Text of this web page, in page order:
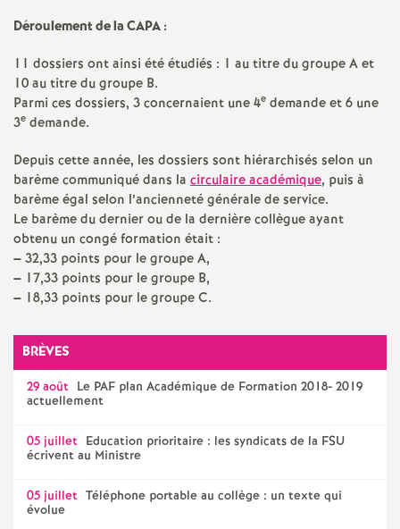
g
n
e
m
e
t
s
S
Déroulement de laCAPA:
11 dossiers ont ainsi été étudiés : 1 au titre du groupe A et
10 au titre du groupe B.
Parmi ces dossiers, 3 concernaient une 4e demande et 6 une
3e demande.
Depuis cette année, les dossiers sont hiérarchisés selon un
barème communiqué dans la circulaire académique, puis à
barème égal selon l’ancienneté générale de service.
Le barème du dernier ou de la dernière collègue ayant
obtenu un congé formation était :
–32,33 points pour le groupe A,
– 17,33 points pour le groupe B,
– 18,33 points pour le groupe C.
BRÈVES
29 août Le PAF plan Académique de Formation 2018- 2019
actuellement
05 juillet Education prioritaire : les syndicats de la FSU
écrivent au Ministre
05 juillet Téléphone portable au collège : un texte qui
évolue